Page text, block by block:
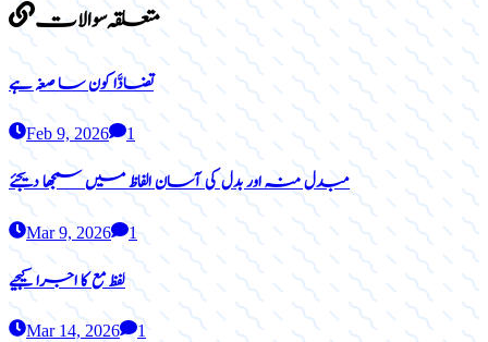
متعلقہ سوالات
تضادَّا کون سا صغہ ہے
Feb 9, 2026 1
مبدل منہ اور بدل کی آسان الفاظ میں سمجھا دیجئے
Mar 9, 2026 1
لفظ مع کا اجرا کیجیے
Mar 14, 2026 1